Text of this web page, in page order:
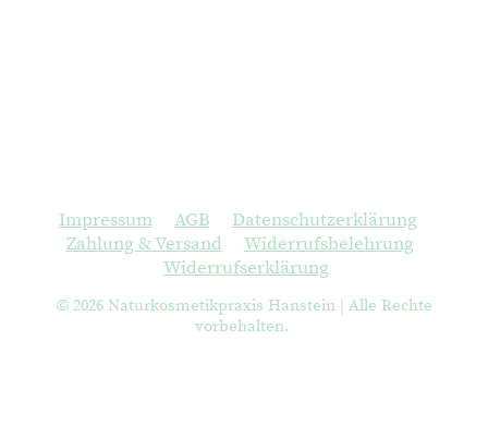
Impressum|AGB|Datenschutzerklärung|
Zahlung & Versand|Widerrufsbelehrung|
Widerrufserklärung
© 2026 Naturkosmetikpraxis Hanstein | Alle Rechte
vorbehalten.